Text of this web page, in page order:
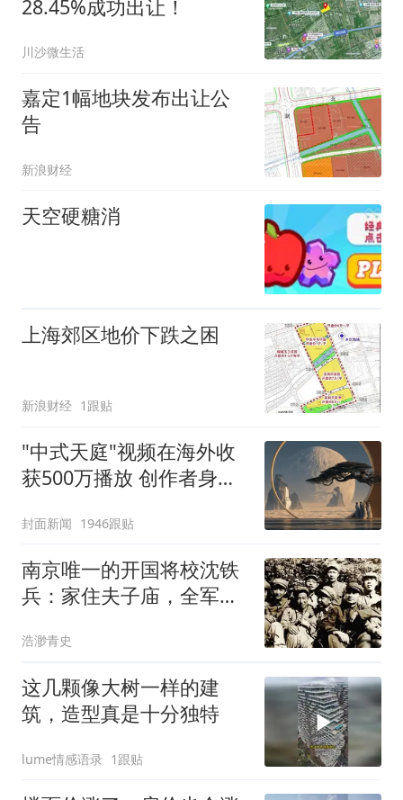
28.45%成功出让！
川沙微生活
嘉定1幅地块发布出让公
告
新浪财经
天空硬糖消
上海郊区地价下跌之困
新浪财经 1跟贴
"中式天庭"视频在海外收
获500万播放 创作者身份
封面新闻 1946跟贴
南京唯一的开国将校沈铁
兵：家住夫子庙，全军最
浩渺青史
这几颗像大树一样的建
筑，造型真是十分独特
lume情感语录 1跟贴